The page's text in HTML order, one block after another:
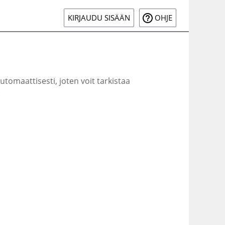
KIRJAUDU SISÄÄN OHJE
joten voit tarkistaa